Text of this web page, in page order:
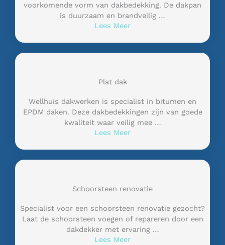
voorkomende vorm van dakbedekking. De dakpan
is duurzaam en brandveilig …
Lees Meer
Plat dak
Wellhuis dakwerken is specialist in bitumen en
EPDM daken. Deze dakbedekkingen zijn van goede
kwaliteit waar veilig mee …
Lees Meer
Schoorsteen renovatie
Specialist voor een schoorsteen renovatie gezocht?
Laat de schoorsteen voegen of repareren door een
dakdekker met ervaring …
Lees Meer